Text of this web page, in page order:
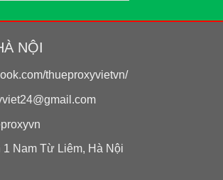
NỘI
thueproxyvietvn/
Nam Từ Liêm, Hà Nội